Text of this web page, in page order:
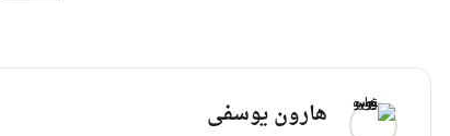
هارون یوسفی